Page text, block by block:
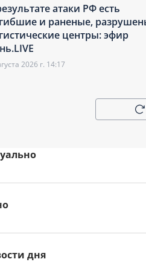
атаки РФ есть
и раненые,
центры: эфир
2026 г. 14:17
дня